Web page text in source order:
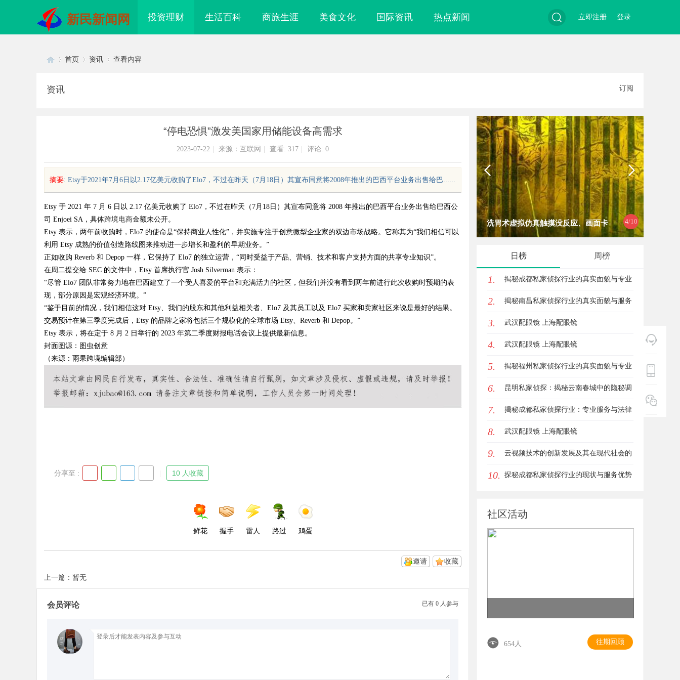
新民新闻网 投资理财 生活百科 商旅生涯 美食文化 国际资讯 热点新闻
索
登录
立即注册
sc
uz
!
ar
首页 资讯 查看内容
资讯 订阅
“停电恐惧”激发美国家用储能设备高需求
2023-07-22 来源：互联网 查看: 317 评论: 0
摘要: Etsy于2021年7月6日以2.17亿美元收购了Elo7，不过在昨天（7月18日）其宣布同意将2008年推出的巴西平台业务出售给巴......
Etsy 于 2021 年 7 月 6 日以 2.17 亿美元收购了 Elo7，不过在昨天（7月18日）其宣布同意将 2008 年推出的巴西平台业务出售给巴西公
司 Enjoei SA，具体跨境电商金额未公开。
Etsy 表示，两年前收购时，Elo7 的使命是“保持商业人性化”，并实施专注于创意微型企业家的双边市场战略。它称其为“我们相信可以
利用 Etsy 成熟的价值创造路线图来推动进一步增长和盈利的早期业务。”
正如收购 Reverb 和 Depop 一样，它保持了 Elo7 的独立运营，“同时受益于产品、营销、技术和客户支持方面的共享专业知识”。
在周二提交给 SEC 的文件中，Etsy 首席执行官 Josh Silverman 表示：
“尽管 Elo7 团队非常努力地在巴西建立了一个受人喜爱的平台和充满活力的社区，但我们并没有看到两年前进行此次收购时预期的表
现，部分原因是宏观经济环境。”
“鉴于目前的情况，我们相信这对 Etsy、我们的股东和其他利益相关者、Elo7 及其员工以及 Elo7 买家和卖家社区来说是最好的结果。
交易预计在第三季度完成后，Etsy 的品牌之家将包括三个规模化的全球市场 Etsy、Reverb 和 Depop。”
Etsy 表示，将在定于 8 月 2 日举行的 2023 年第二季度财报电话会议上提供最新信息。
封面图源：图虫创意
（来源：雨果跨境编辑部）
分享至 : 10 人收藏
鲜花 握手 雷人 路过 鸡蛋
收藏
邀请
上一篇：暂无
已有 0 人参与
会员评论
4/10
眼镜 上海配眼镜 深度解析哈尔滨私家侦探行业的发展
与应用现状
洗胃术虚拟仿真触摸没反应、画面卡
日榜 周榜
1. 揭秘成都私家侦探行业的真实面貌与专业
服务
2. 揭秘南昌私家侦探行业的真实面貌与服务
价值详解
3. 武汉配眼镜 上海配眼镜
4. 武汉配眼镜 上海配眼镜
5. 揭秘福州私家侦探行业的真实面貌与专业
服务
6. 昆明私家侦探：揭秘云南春城中的隐秘调
查力量
7. 揭秘成都私家侦探行业：专业服务与法律
边界解析
8. 武汉配眼镜 上海配眼镜
9. 云视频技术的创新发展及其在现代社会的
广泛应用
10. 探秘成都私家侦探行业的现状与服务优势
社区活动
654人 往期回顾